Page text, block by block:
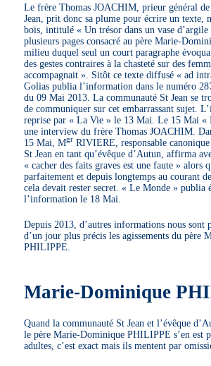
Le frère Thomas JOACHIM, prieur général
Jean, prit donc sa plume pour écrire un texte,
bois, intitulé « Un trésor dans un vase
plusieurs pages consacré au père Marie-
milieu duquel seul un court paragraphe
des gestes contraires à la chasteté sur des
accompagnait ». Sitôt ce texte diffusé « ad
Golias publia l’information dans le numéro
du 09 Mai 2013. La communauté St Jean se
de communiquer sur cet embarrassant sujet.
reprise par « La Vie » le 13 Mai. Le 15 Mai
une interview du frère Thomas JOACHIM.
15 Mai, Mgr RIVIERE, responsable
St Jean en tant qu’évêque d’Autun, affirma
« cacher des faits graves est une faute » alors
parfaitement et depuis longtemps au courant
cela devait rester secret. « Le Monde » publia
l’information le 18 Mai.
Depuis 2013, d’autres informations nous sont
d’un jour plus précis les agissements du père
PHILIPPE.
Marie-Dominique
Quand la communauté St Jean et l’évêque
le père Marie-Dominique PHILIPPE s’en est
adultes, c’est exact mais ils mentent par